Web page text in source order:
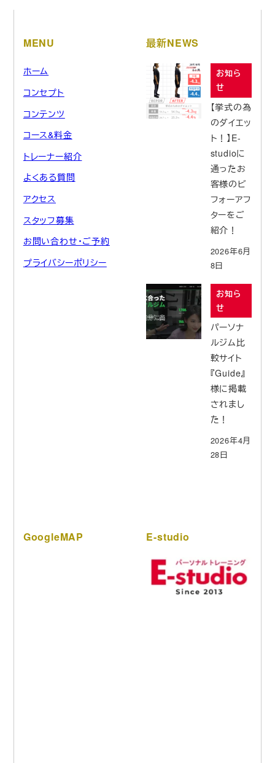
MENU
ホーム
コンセプト
コンテンツ
コース&料金
トレーナー紹介
よくある質問
アクセス
スタッフ募集
お問い合わせ・ご予約
プライバシーポリシー
最新NEWS
お知ら
せ
【挙式の為
のダイエッ
ト！】E-
studioに
通ったお
客様のビ
フォーアフ
ターをご
紹介！
2026年6月
8日
お知ら
せ
パーソナ
ルジム比
較サイト
『Guide』
様に掲載
されまし
た！
2026年4月
28日
GoogleMAP E-studio